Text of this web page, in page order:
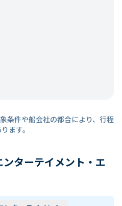
条件や船会社の都合により、行程
ます。
ターテイメント・エ